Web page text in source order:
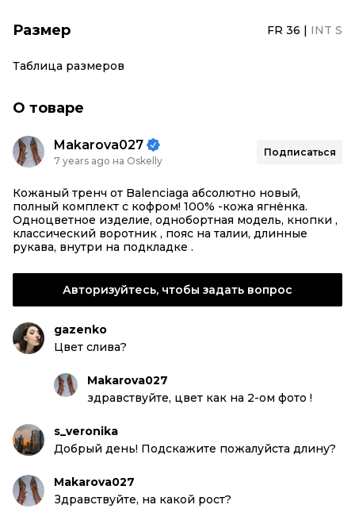
Размер FR 36 | INT S
Таблица размеров
О товаре
Makarova027
7 years ago на Oskelly
Подписаться
Кожаный тренч от Balenciaga абсолютно новый,
полный комплект с кофром! 100% -кожа ягнёнка.
Одноцветное изделие, однобортная модель, кнопки ,
классический воротник , пояс на талии, длинные
рукава, внутри на подкладке .
Авторизуйтесь, чтобы задать вопрос
gazenko
Цвет слива?
Makarova027
здравствуйте, цвет как на 2-ом фото !
s_veronika
Добрый день! Подскажите пожалуйста длину?
Makarova027
Здравствуйте, на какой рост?